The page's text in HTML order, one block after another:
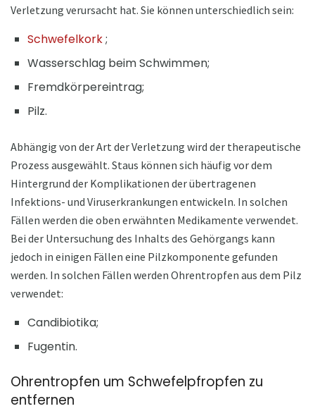
Verletzung verursacht hat. Sie können unterschiedlich sein:
Schwefelkork;
Wasserschlag beim Schwimmen;
Fremdkörpereintrag;
Pilz.
Abhängig von der Art der Verletzung wird der therapeutische
Prozess ausgewählt. Staus können sich häufig vor dem
Hintergrund der Komplikationen der übertragenen
Infektions- und Viruserkrankungen entwickeln. In solchen
Fällen werden die oben erwähnten Medikamente verwendet.
Bei der Untersuchung des Inhalts des Gehörgangs kann
jedoch in einigen Fällen eine Pilzkomponente gefunden
werden. In solchen Fällen werden Ohrentropfen aus dem Pilz
verwendet:
Candibiotika;
Fugentin.
Ohrentropfen um Schwefelpfropfen zu
entfernen